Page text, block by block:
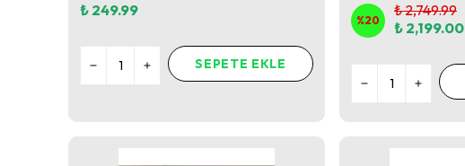
₺ 249.99
SEPETE EKLE
%20
₺ 2,749.99
₺ 2,199.00